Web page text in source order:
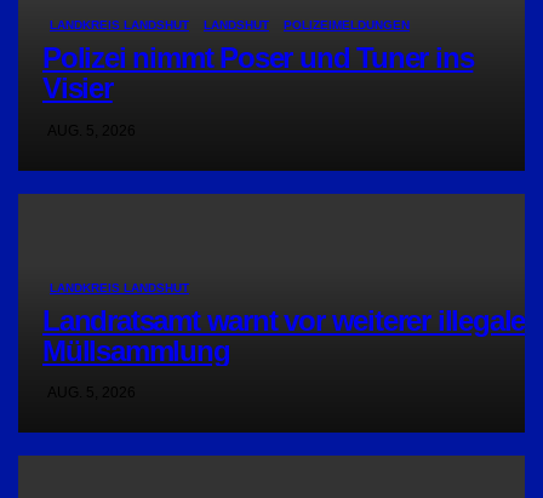
LANDKREIS LANDSHUT LANDSHUT POLIZEIMELDUNGEN
Polizei nimmt Poser und Tuner ins
Visier
LANDKREIS LANDSHUT
Landratsamt warnt vor weiterer illegaler
Müllsammlung